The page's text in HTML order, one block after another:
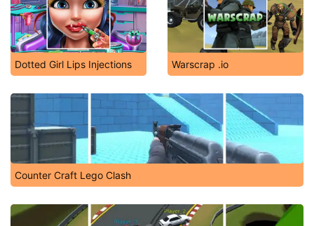
Dotted Girl Lips Injections Warscrap .io
Counter Craft Lego Clash